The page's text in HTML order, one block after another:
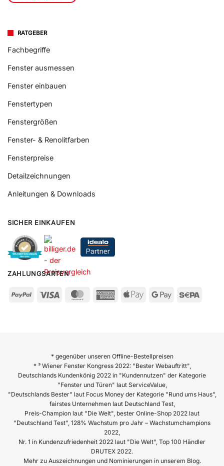
RATGEBER
Fachbegriffe
Fenster ausmessen
Fenster einbauen
Fenstertypen
Fenstergrößen
Fenster- & Renolitfarben
Fensterpreise
Detailzeichnungen
Anleitungen & Downloads
SICHER EINKAUFEN
ZAHLUNGSARTEN
* gegenüber unseren Offline-Bestellpreisen
* ³ Wiener Fenster Kongress 2022: "Bester Webauftritt",
Deutschlands Kundenkönig 2022 in "Kundennutzen" der Kategorie
"Fenster und Türen" laut ServiceValue,
"Deutschlands Bester" laut Focus Money der Kategorie "Rund ums Haus",
fairstes Unternehmen laut Deutschland Test,
Preis-Champion laut "Die Welt", bester Online-Shop 2022 laut
"Deutschland Test", 128% Wachstum pro Jahr – Wachstumchampions
2022,
Nr. 1 in Kundenzufriedenheit 2022 laut "Die Welt", Top 100 Händler
DRUTEX 2022.
Mehr zu Auszeichnungen und Nominierungen in unserem Blog.